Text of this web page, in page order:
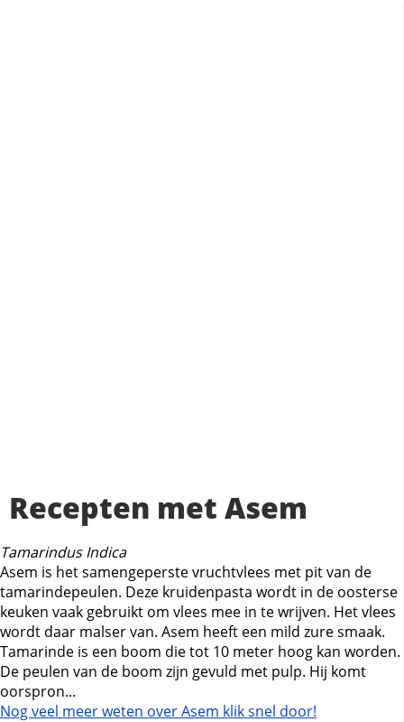
Recepten met Asem
Tamarindus Indica
Asem is het samengeperste vruchtvlees met pit van de
tamarindepeulen. Deze kruidenpasta wordt in de oosterse
keuken vaak gebruikt om vlees mee in te wrijven. Het vlees
wordt daar malser van. Asem heeft een mild zure smaak.
Tamarinde is een boom die tot 10 meter hoog kan worden.
De peulen van de boom zijn gevuld met pulp. Hij komt
oorspron...
Nog veel meer weten over Asem klik snel door!